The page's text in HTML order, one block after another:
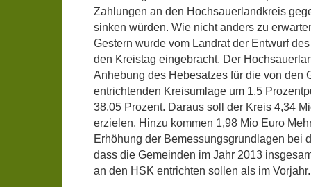
Zahlungen an den Hochsauerlandkreis
sinken würden. Wie nicht anders zu
Gestern wurde vom Landrat der Entwurf
den Kreistag eingebracht. Der
Anhebung des Hebesatzes für die von den
entrichtenden Kreisumlage um 1,5
38,05 Prozent. Daraus soll der Kreis 4,34
erzielen. Hinzu kommen 1,98 Mio Euro
Erhöhung der Bemessungsgrundlagen bei
dass die Gemeinden im Jahr 2013
an den HSK entrichten sollen als im Vorjahr.